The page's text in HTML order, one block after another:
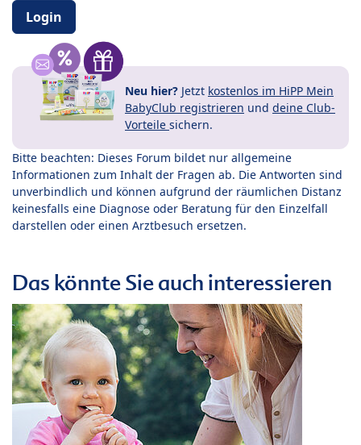
Login
Neu hier? Jetzt kostenlos im HiPP Mein
BabyClub registrieren und deine Club-
Vorteile sichern.
Bitte beachten: Dieses Forum bildet nur allgemeine
Informationen zum Inhalt der Fragen ab. Die Antworten sind
unverbindlich und können aufgrund der räumlichen Distanz
keinesfalls eine Diagnose oder Beratung für den Einzelfall
darstellen oder einen Arztbesuch ersetzen.
Das könnte Sie auch interessieren